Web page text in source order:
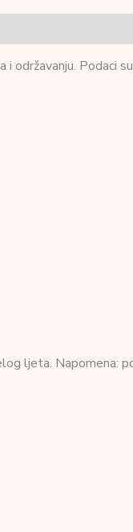
održavanju. Podaci
ljeta. Napomena: